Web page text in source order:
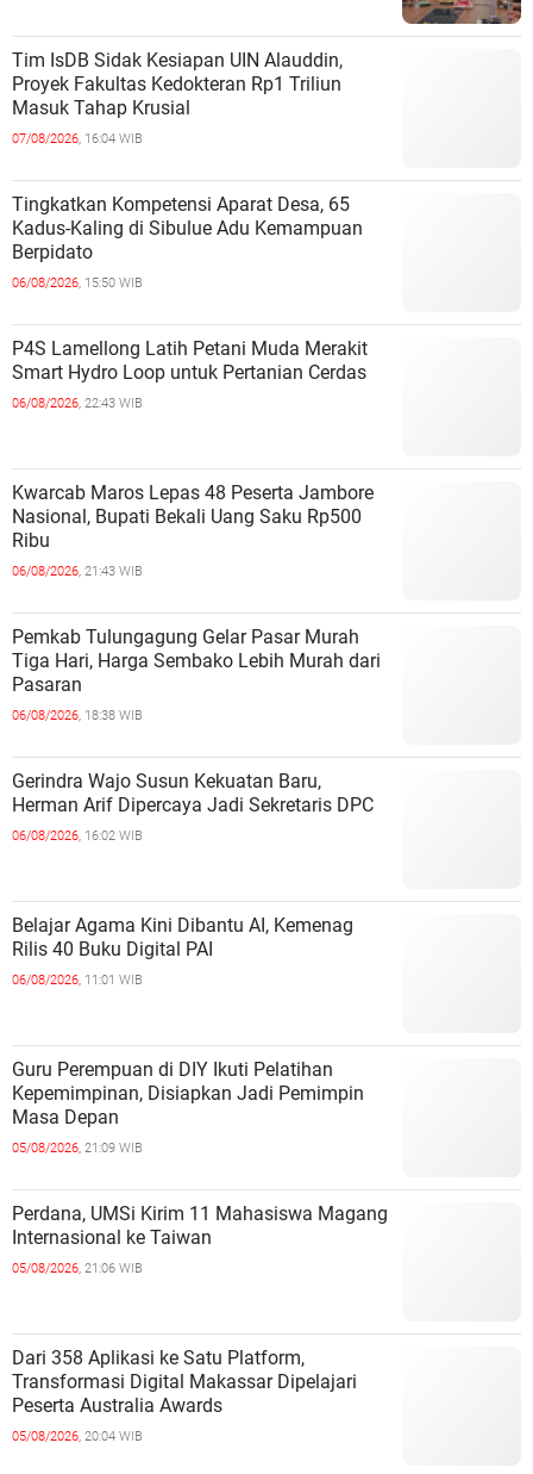
Tim IsDB Sidak Kesiapan UIN Alauddin,
Proyek Fakultas Kedokteran Rp1 Triliun
Masuk Tahap Krusial
07/08/2026, 16:04 WIB
Tingkatkan Kompetensi Aparat Desa, 65
Kadus-Kaling di Sibulue Adu Kemampuan
Berpidato
06/08/2026, 15:50 WIB
P4S Lamellong Latih Petani Muda Merakit
Smart Hydro Loop untuk Pertanian Cerdas
06/08/2026, 22:43 WIB
Kwarcab Maros Lepas 48 Peserta Jambore
Nasional, Bupati Bekali Uang Saku Rp500
Ribu
06/08/2026, 21:43 WIB
Pemkab Tulungagung Gelar Pasar Murah
Tiga Hari, Harga Sembako Lebih Murah dari
Pasaran
06/08/2026, 18:38 WIB
Gerindra Wajo Susun Kekuatan Baru,
Herman Arif Dipercaya Jadi Sekretaris DPC
06/08/2026, 16:02 WIB
Belajar Agama Kini Dibantu AI, Kemenag
Rilis 40 Buku Digital PAI
06/08/2026, 11:01 WIB
Guru Perempuan di DIY Ikuti Pelatihan
Kepemimpinan, Disiapkan Jadi Pemimpin
Masa Depan
05/08/2026, 21:09 WIB
Perdana, UMSi Kirim 11 Mahasiswa Magang
Internasional ke Taiwan
05/08/2026, 21:06 WIB
Dari 358 Aplikasi ke Satu Platform,
Transformasi Digital Makassar Dipelajari
Peserta Australia Awards
05/08/2026, 20:04 WIB